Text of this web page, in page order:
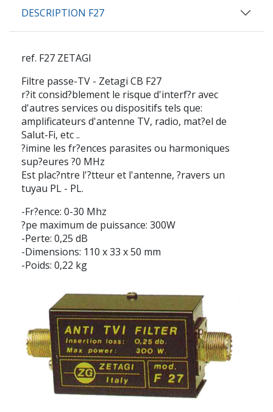
DESCRIPTION F27
ref. F27 ZETAGI
Filtre passe-TV - Zetagi CB F27
r?it consid?blement le risque d'interf?r avec
d'autres services ou dispositifs tels que:
amplificateurs d'antenne TV, radio, mat?el de
Salut-Fi, etc ..
?imine les fr?ences parasites ou harmoniques
sup?eures ?0 MHz
Est plac?ntre l'?tteur et l'antenne, ?ravers un
tuyau PL - PL.
-Fr?ence: 0-30 Mhz
?pe maximum de puissance: 300W
-Perte: 0,25 dB
-Dimensions: 110 x 33 x 50 mm
-Poids: 0,22 kg